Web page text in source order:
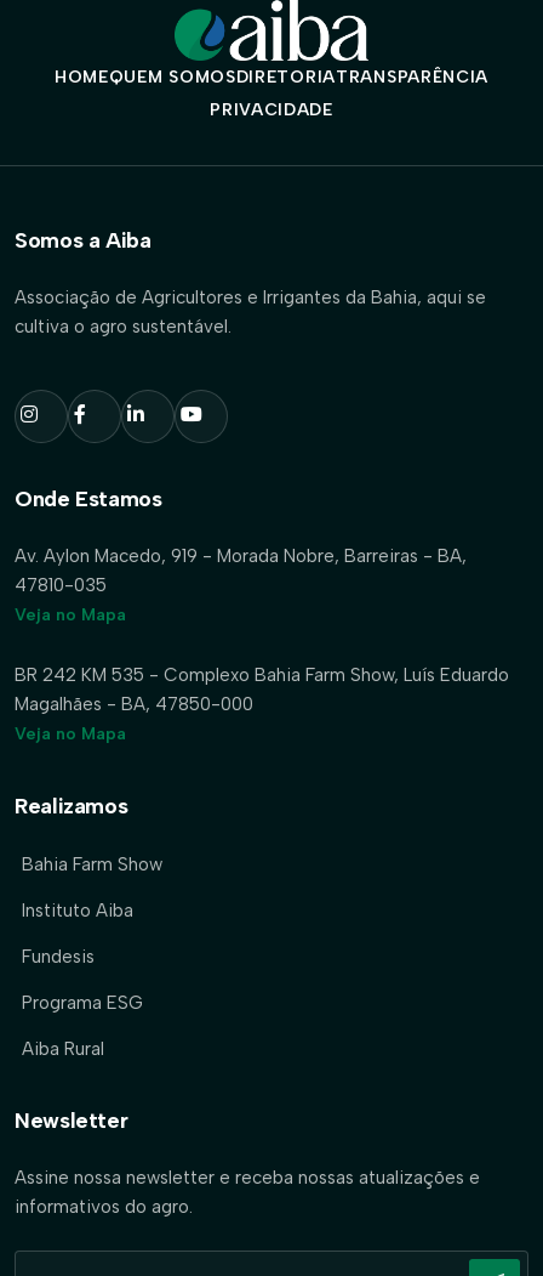
HOMEQUEM SOMOSDIRETORIATRANSPARÊNCIA
PRIVACIDADE
Somos a Aiba
Associação de Agricultores e Irrigantes da Bahia, aqui se
cultiva o agro sustentável.
Onde Estamos
Av. Aylon Macedo, 919 - Morada Nobre, Barreiras - BA,
47810-035
Veja no Mapa
BR 242 KM 535 - Complexo Bahia Farm Show, Luís Eduardo
Magalhães - BA, 47850-000
Veja no Mapa
Realizamos
Bahia Farm Show
Instituto Aiba
Fundesis
Programa ESG
Aiba Rural
Newsletter
Assine nossa newsletter e receba nossas atualizações e
informativos do agro.